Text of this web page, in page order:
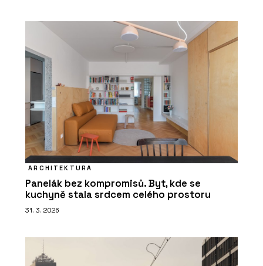
ARCHITEKTURA
Panelák bez kompromisů. Byt, kde se
kuchyně stala srdcem celého prostoru
31. 3. 2026